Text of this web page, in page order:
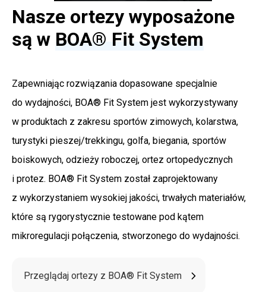
Nasze ortezy wyposażone
są w BOA® Fit System
Zapewniając rozwiązania dopasowane specjalnie
do wydajności, BOA® Fit System jest wykorzystywany
w produktach z zakresu sportów zimowych, kolarstwa,
turystyki pieszej/trekkingu, golfa, biegania, sportów
boiskowych, odzieży roboczej, ortez ortopedycznych
i protez. BOA® Fit System został zaprojektowany
z wykorzystaniem wysokiej jakości, trwałych materiałów,
które są rygorystycznie testowane pod kątem
mikroregulacji połączenia, stworzonego do wydajności.
Przeglądaj ortezy z BOA® Fit System